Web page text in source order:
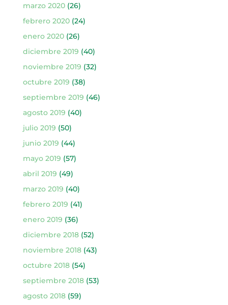
marzo 2020(26)
febrero 2020(24)
enero 2020(26)
diciembre 2019 (40)
noviembre 2019 (32)
octubre 2019 (38)
septiembre 2019 (46)
agosto 2019 (40)
julio 2019 (50)
junio 2019 (44)
mayo 2019 (57)
abril 2019 (49)
marzo 2019 (40)
febrero 2019 (41)
enero 2019 (36)
diciembre 2018(52)
noviembre 2018(43)
octubre 2018(54)
septiembre 2018(53)
agosto 2018(59)